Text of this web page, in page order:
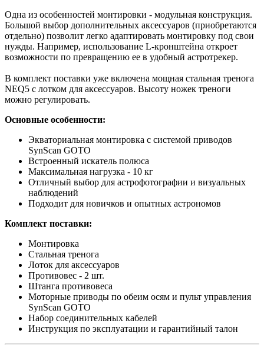
Одна из особенностей монтировки - модульная конструкция.
Большой выбор дополнительных аксессуаров (приобретаются
отдельно) позволит легко адаптировать монтировку под свои
нужды. Например, использование L-кронштейна откроет
возможности по превращению ее в удобный астротрекер.
В комплект поставки уже включена мощная стальная тренога
NEQ5 с лотком для аксессуаров. Высоту ножек треноги
можно регулировать.
Основные особенности:
Экваториальная монтировка с системой приводов
SynScan GOTO
Встроенный искатель полюса
Максимальная нагрузка - 10 кг
Отличный выбор для астрофотографии и визуальных
наблюдений
Подходит для новичков и опытных астрономов
Комплект поставки:
Монтировка
Стальная тренога
Лоток для аксессуаров
Противовес - 2 шт.
Штанга противовеса
Моторные приводы по обеим осям и пульт управления
SynScan GOTO
Набор соединительных кабелей
Инструкция по эксплуатации и гарантийный талон